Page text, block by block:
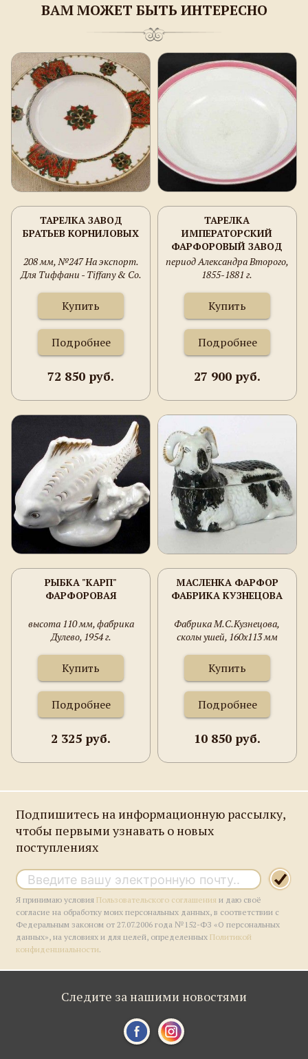
ВАМ МОЖЕТ БЫТЬ ИНТЕРЕСНО
ТАРЕЛКА ЗАВОД
БРАТЬЕВ КОРНИЛОВЫХ
208 мм, №247 На экспорт.
Для Тиффани - Tiffany & Co.
Купить
Подробнее
72 850 руб.
ТАРЕЛКА
ИМПЕРАТОРСКИЙ
ФАРФОРОВЫЙ ЗАВОД
период Александра Второго,
1855-1881 г.
Купить
Подробнее
27 900 руб.
РЫБКА "КАРП"
ФАРФОРОВАЯ
высота 110 мм, фабрика
Дулево, 1954 г.
Купить
Подробнее
2 325 руб.
МАСЛЕНКА ФАРФОР
ФАБРИКА КУЗНЕЦОВА
Фабрика М.С.Кузнецова,
сколы ушей, 160х113 мм
Купить
Подробнее
10 850 руб.
Подпишитесь на информационную рассылку,
чтобы первыми узнавать о новых
поступлениях
Я принимаю условияПользовательского соглашения и даю своё
согласие на обработку моих персональных данных, в соответствии с
Федеральным законом от 27.07.2006 года №152-ФЗ «О персональных
данных», на условиях и для целей, определенныхПолитикой
конфиденциальности.
Следите за нашими новостями